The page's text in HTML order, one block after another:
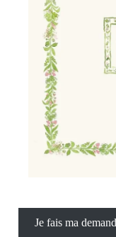
Je fais ma